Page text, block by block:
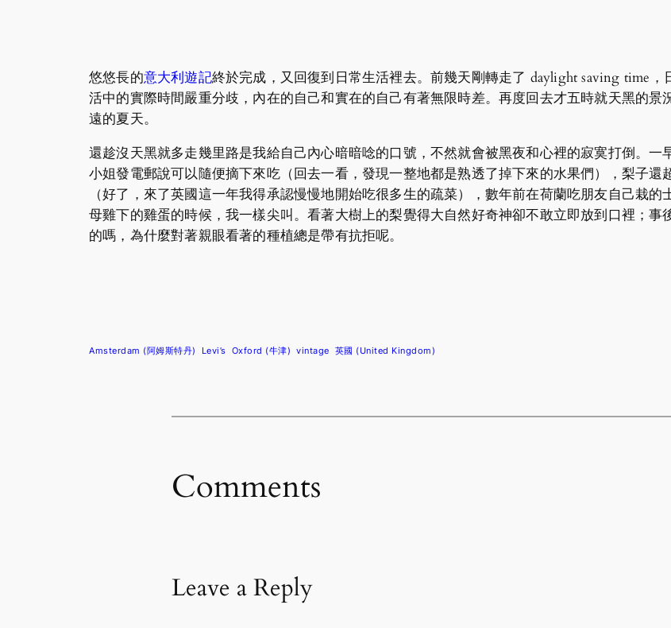
悠悠長的意大利遊記終於完成，又回復到日常生活裡去。前幾天剛轉走了 daylight saving time
活中的實際時間嚴重分歧，內在的自己和實在的自己有著無限時差。再度回去才五時就天黑的
遠的夏天。
還趁沒天黑就多走幾里路是我給自己內心暗暗唸的口號，不然就會被黑夜和心裡的寂寞打倒。
小姐發電郵說可以隨便摘下來吃（回去一看，發現一整地都是熟透了掉下來的水果們），梨子
（好了，來了英國這一年我得承認慢慢地開始吃很多生的疏菜），數年前在荷蘭吃朋友自己栽
母雞下的雞蛋的時候，我一樣尖叫。看著大樹上的梨覺得大自然好奇神卻不敢立即放到口裡；
的嗎，為什麼對著親眼看著的種植總是帶有抗拒呢。
Amsterdam (阿姆斯特丹) Levi’s Oxford (牛津) vintage 英國 (United Kingdom)
Comments
Leave a Reply